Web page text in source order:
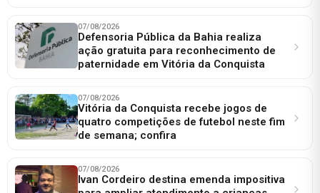
07/08/2026
Defensoria Pública da Bahia realiza
ação gratuita para reconhecimento de
paternidade em Vitória da Conquista
07/08/2026
Vitória da Conquista recebe jogos de
quatro competições de futebol neste fim
de semana; confira
07/08/2026
Ivan Cordeiro destina emenda impositiva